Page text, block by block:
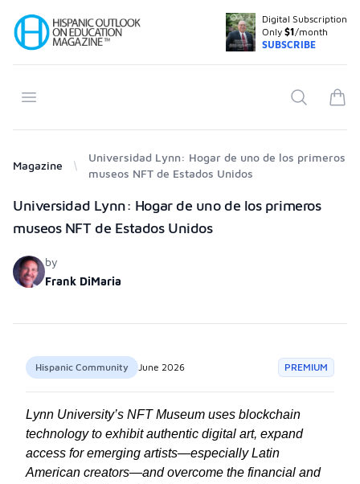
Your Company
Digital Subscription
Only $1/month
SUBSCRIBE
Open menu Search
Magazine
Universidad Lynn: Hogar de uno de los primeros
museos NFT de Estados Unidos
Products
Universidad Lynn: Hogar de uno de los primeros
museos NFT de Estados Unidos
by
Frank DiMaria
Hispanic Community June 2026 PREMIUM
Lynn University’s NFT Museum uses blockchain
technology to exhibit authentic digital art, expand
access for emerging artists—especially Latin
American creators—and overcome the financial and